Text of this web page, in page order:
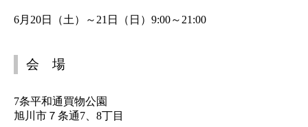
6月20日（土）～21日（日）9:00～21:00
会 場
7条平和通買物公園
旭川市７条通7、8丁目